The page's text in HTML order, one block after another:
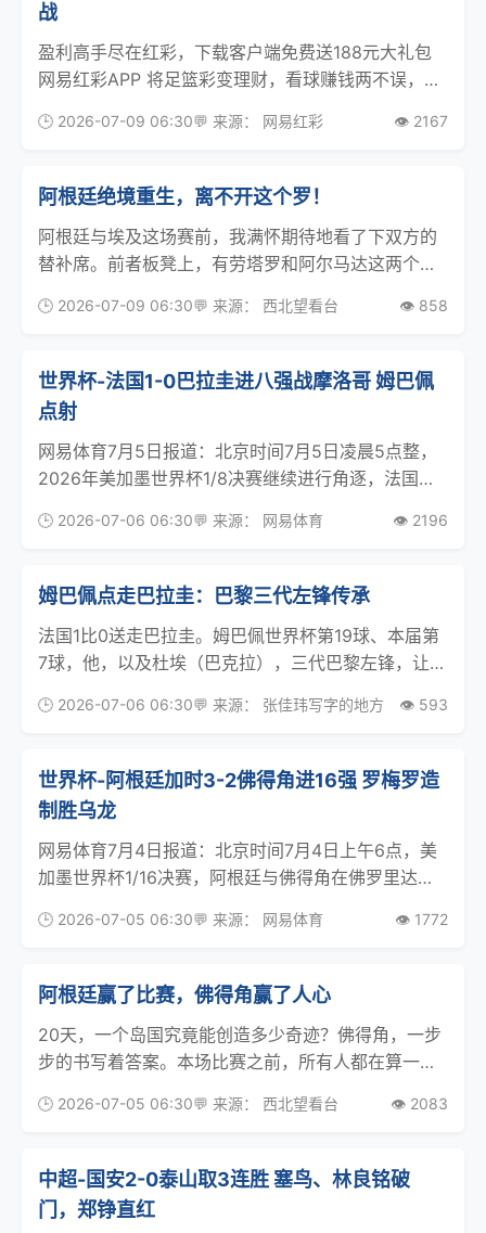
战
盈利高手尽在红彩，下载客户端免费送188元大礼包
网易红彩APP 将足篮彩变理财，看球赚钱两不误，轻
火热进行， 世界杯 淘汰赛全面开战，接下来的比赛怎
🕒 2026-07-09 06:30💬 来源： 网易红彩 👁️ 2167
阿根廷绝境重生，离不开这个罗！
阿根廷与埃及这场赛前，我满怀期待地看了下双方的
替补席。前者板凳上，有劳塔罗和阿尔马达这两个之
份，正好轮个休；另一个总是好一场坏两场，淘汰赛
特雷泽盖、
🕒 2026-07-09 06:30💬 来源： 西北望看台 👁️ 858
世界杯-法国1-0巴拉圭进八强战摩洛哥 姆巴佩
点射
网易体育7月5日报道：北京时间7月5日凌晨5点整，
2026年美加墨世界杯1/8决赛继续进行角逐，法国队
队全面掌控比赛节奏，但在巴拉圭稳固的防守下得势
🕒 2026-07-06 06:30💬 来源： 网易体育 👁️ 2196
姆巴佩点走巴拉圭：巴黎三代左锋传承
法国1比0送走巴拉圭。姆巴佩世界杯第19球、本届第
7球，他，以及杜埃（巴克拉），三代巴黎左锋，让法
守541已现端倪。今天法国竭力推速度：开场一分
替奥
🕒 2026-07-06 06:30💬 来源： 张佳玮写字的地方 👁️ 593
世界杯-阿根廷加时3-2佛得角进16强 罗梅罗造
制胜乌龙
网易体育7月4日报道：北京时间7月4日上午6点，美
加墨世界杯1/16决赛，阿根廷与佛得角在佛罗里达州
阿根廷半场1-0领先。下半场佛得角的德罗伊-杜阿尔
🕒 2026-07-05 06:30💬 来源： 网易体育 👁️ 1772
阿根廷赢了比赛，佛得角赢了人心
20天，一个岛国究竟能创造多少奇迹？佛得角，一步
步的书写着答案。本场比赛之前，所有人都在算一笔
6球，脚感滚烫；佛得角小组赛三连平，靠平局出线
冠军，
🕒 2026-07-05 06:30💬 来源： 西北望看台 👁️ 2083
中超-国安2-0泰山取3连胜 塞鸟、林良铭破
门，郑铮直红